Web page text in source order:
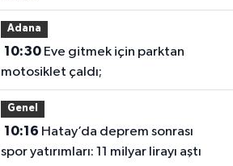
Adana
10:30Eve gitmek için parktan
motosiklet çaldı;
Genel
10:16
spor yatırımları: 11 milyar lirayı aştı